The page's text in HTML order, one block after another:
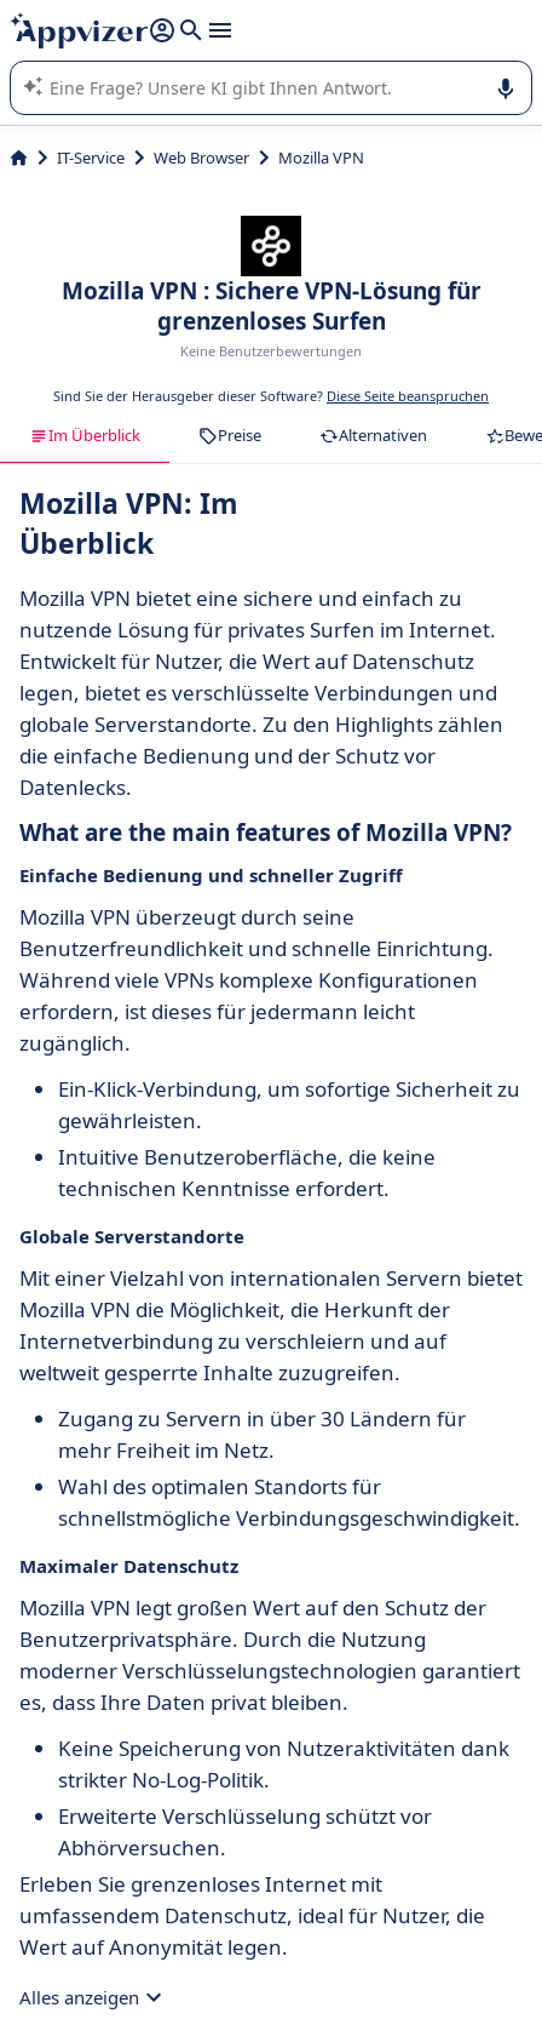
beantworten (mehrere Zeilen mit
Die KI von Appvizer führt Sie bei der Nutzung oder Auswahl
von SaaS-Software in Unternehmen.
IT-Service Web Browser Mozilla VPN
Mozilla VPN : Sichere VPN-Lösung für
grenzenloses Surfen
Keine Benutzerbewertungen
Sind Sie der Herausgeber dieser Software? Diese Seite beanspruchen
Im Überblick Preise Alternativen
Mozilla VPN: Im
Überblick
Mozilla VPN bietet eine sichere und einfach zu
nutzende Lösung für privates Surfen im Internet.
Entwickelt für Nutzer, die Wert auf Datenschutz
legen, bietet es verschlüsselte Verbindungen und
globale Serverstandorte. Zu den Highlights zählen
die einfache Bedienung und der Schutz vor
Datenlecks.
What are the main features of Mozilla VPN?
Einfache Bedienung und schneller Zugriff
Mozilla VPN überzeugt durch seine
Benutzerfreundlichkeit und schnelle Einrichtung.
Während viele VPNs komplexe Konfigurationen
erfordern, ist dieses für jedermann leicht
zugänglich.
Ein-Klick-Verbindung, um sofortige Sicherheit zu
gewährleisten.
Intuitive Benutzeroberfläche, die keine
technischen Kenntnisse erfordert.
Globale Serverstandorte
Mit einer Vielzahl von internationalen Servern bietet
Mozilla VPN die Möglichkeit, die Herkunft der
Internetverbindung zu verschleiern und auf
weltweit gesperrte Inhalte zuzugreifen.
Zugang zu Servern in über 30 Ländern für
mehr Freiheit im Netz.
Wahl des optimalen Standorts für
schnellstmögliche Verbindungsgeschwindigkeit.
Maximaler Datenschutz
Mozilla VPN legt großen Wert auf den Schutz der
Benutzerprivatsphäre. Durch die Nutzung
moderner Verschlüsselungstechnologien garantiert
es, dass Ihre Daten privat bleiben.
Keine Speicherung von Nutzeraktivitäten dank
strikter No-Log-Politik.
Erweiterte Verschlüsselung schützt vor
Abhörversuchen.
Erleben Sie grenzenloses Internet mit
umfassendem Datenschutz, ideal für Nutzer, die
Wert auf Anonymität legen.
Alles anzeigen